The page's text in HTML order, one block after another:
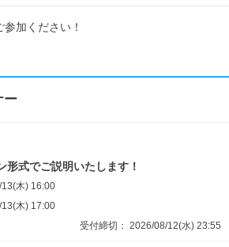
加ください！
ー
形式でご説明いたします！
木) 16:00
木) 17:00
受付締切： 2026/08/12(水) 23:55